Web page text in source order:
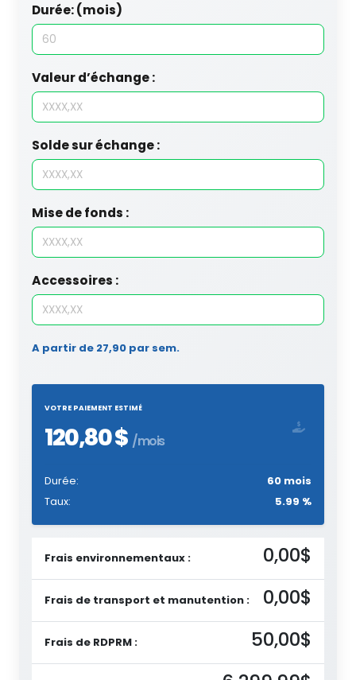
Durée: (mois)
Valeur d’échange :
Solde sur échange :
Mise de fonds :
Accessoires :
A partir de 27,90 par sem.
VOTRE PAIEMENT ESTIMÉ
120,80 $ /mois
Durée:
60 mois
Taux:
5.99 %
Frais environnementaux : 0,00$
Frais de transport et manutention : 0,00$
Frais de RDPRM : 50,00$